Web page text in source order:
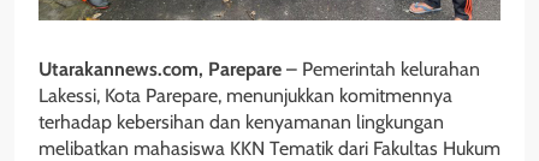
Utarakannews.com, Parepare – Pemerintah kelurahan
Lakessi, Kota Parepare, menunjukkan komitmennya
terhadap kebersihan dan kenyamanan lingkungan
melibatkan mahasiswa KKN Tematik dari Fakultas Hukum